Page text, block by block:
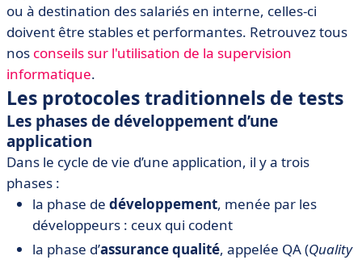
• Les nouveaux protocoles de test
• Quels bénéfices pour l’entreprise ?
• Conclusion
ou à destination des salariés en interne, celles-ci
doivent être stables et performantes. Retrouvez tous
nos conseils sur l'utilisation de la supervision
informatique.
Les protocoles traditionnels de tests
Les phases de développement d’une
application
Dans le cycle de vie d’une application, il y a trois
phases :
la phase de développement, menée par les
développeurs : ceux qui codent
la phase d’assurance qualité, appelée QA (Quality